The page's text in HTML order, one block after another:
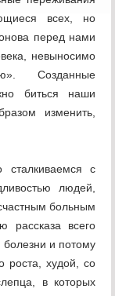
всех, но
перед нами
невыносимо
Созданные
биться наши
изменить,
с
людей,
больным
рассказа всего
болезни и потому
роста, худой, со
в которых